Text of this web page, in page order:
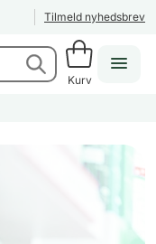
Tilmeld nyhedsbrev
Kurv